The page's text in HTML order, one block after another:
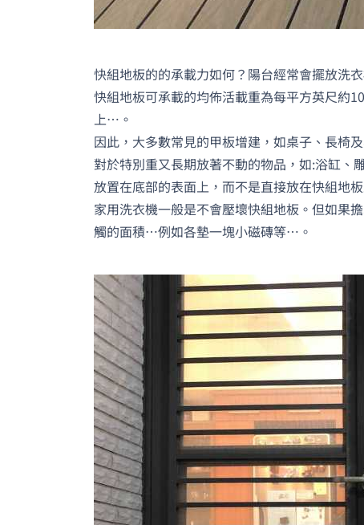
快組地板的的承載力如何？陽台經常會擺放洗
快組地板可承載的均佈活載重為每平方英尺約
上…。
因此，大多數常見的甲板增建，如桌子、長椅
對於特別重又長期放著不動的物品，如:浴缸、
放置在底部的表面上，而不是直接放在快組地板
家用洗衣機一般是不會壓壞快組地板。但如果
觸的面積…例如各墊一塊小磁磚等…。